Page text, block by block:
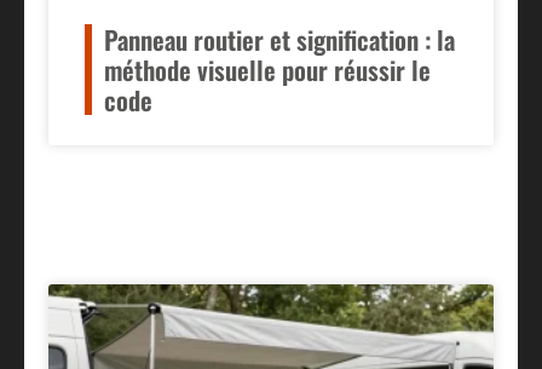
Panneau routier et signification : la
méthode visuelle pour réussir le
code